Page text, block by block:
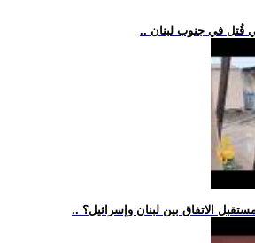
قُتل في جنوب لبنان
الاتفاق بين لبنان وإسرائيل؟